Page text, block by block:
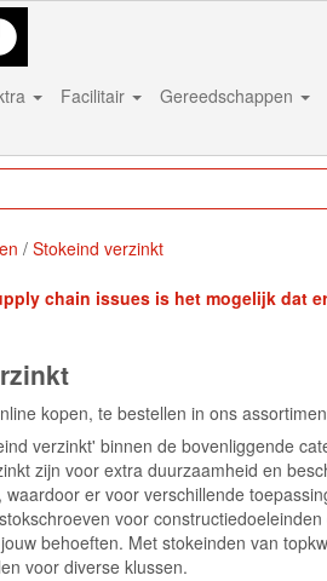
Facilitair Gereedschappen
Stokeind verzinkt
chain issues is het mogelijk dat
kopen, te bestellen in ons
verzinkt' binnen de bovenliggende
zijn voor extra duurzaamheid en
waardoor er voor verschillende
voor
behoeften. Met stokeinden van
voor diverse klussen.